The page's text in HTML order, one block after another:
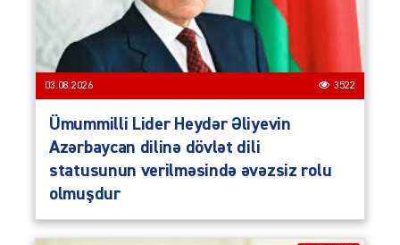
03.08.2026 3522
Ümummilli Lider Heydər Əliyevin
Azərbaycan dilinə dövlət dili
statusunun verilməsində əvəzsiz rolu
olmuşdur